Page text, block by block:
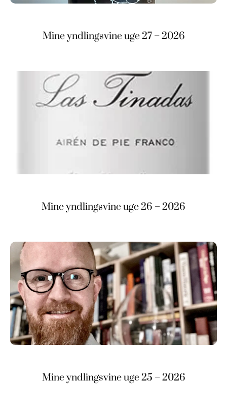
Mine yndlingsvine uge 27 – 2026
Mine yndlingsvine uge 26 – 2026
Mine yndlingsvine uge 25 – 2026